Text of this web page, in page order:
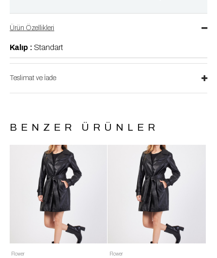
Ürün Özellikleri
Kalıp : Standart
Teslimat ve İade
BENZER ÜRÜNLER
Flower Flower